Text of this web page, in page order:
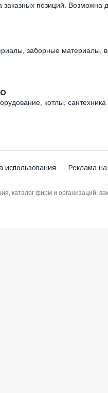
заказных позиций.
заборные материалы,
котлы,
использования Реклама
каталог фирм и организаций,